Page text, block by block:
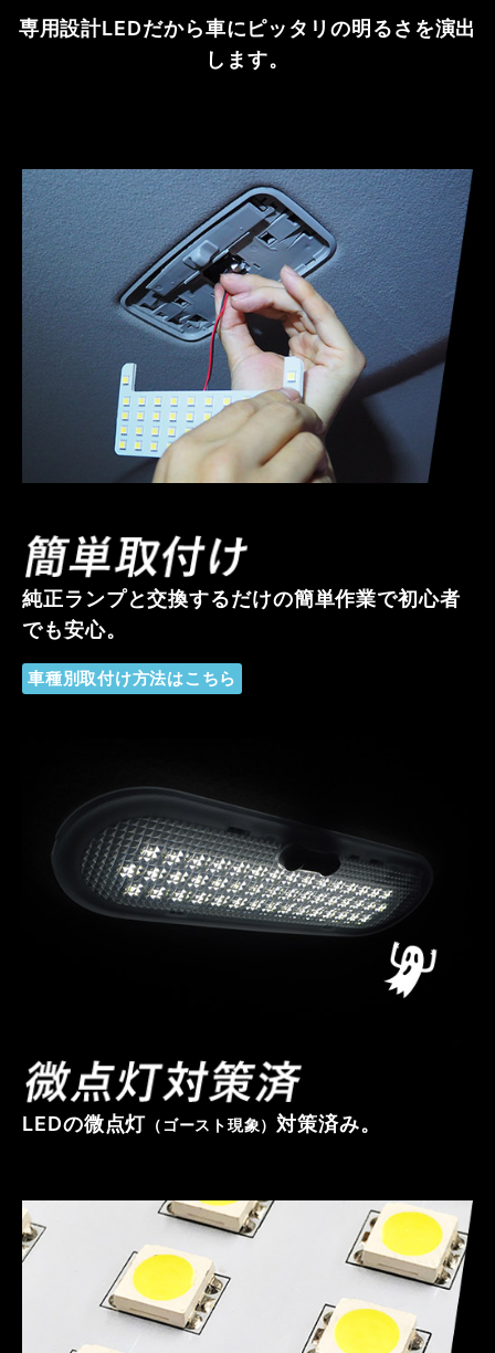
専用設計LEDだから車にピッタリの明るさを演出
します。
純正ランプと交換するだけの簡単作業で初心者
でも安心。
車種別取付け方法はこちら
LEDの微点灯 （ゴースト現象）対策済み。